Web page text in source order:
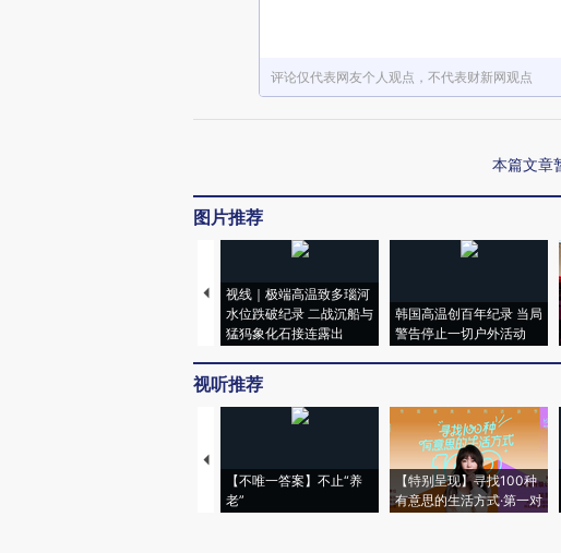
评论仅代表网友个人观点，不代表财新网观点
本篇文章
图片推荐
视线｜极端高温致多瑙河
水位跌破纪录 二战沉船与
猛犸象化石接连露出
韩国高温创百年纪录 当局
警告停止一切户外活动
视听推荐
【不唯一答案】不止“养
老”
【特别呈现】寻找100种
有意思的生活方式·第一对